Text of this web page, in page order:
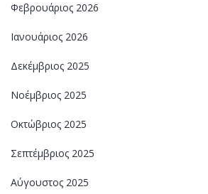
Φεβρουάριος 2026
Ιανουάριος 2026
Δεκέμβριος 2025
Νοέμβριος 2025
Οκτώβριος 2025
Σεπτέμβριος 2025
Αύγουστος 2025